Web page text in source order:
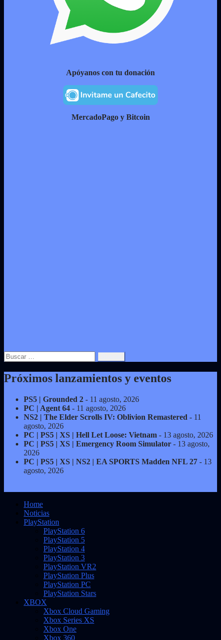
Apóyanos con tu donación
MercadoPago y Bitcoin
Buscar:
Próximos lanzamientos y eventos
PS5 | Grounded 2 - 11 agosto, 2026
PC | Agent 64 - 11 agosto, 2026
NS2 | The Elder Scrolls IV: Oblivion Remastered - 11
agosto, 2026
PC | PS5 | XS | Hell Let Loose: Vietnam - 13 agosto, 2026
PC | PS5 | XS | Emergency Room Simulator - 13 agosto,
2026
PC | PS5 | XS | NS2 | EA SPORTS Madden NFL 27 - 13
agosto, 2026
Home
Noticias
PlayStation
PlayStation 6
PlayStation 5
PlayStation 4
PlayStation 3
PlayStation VR2
PlayStation Plus
PlayStation PC
PlayStation Stars
XBOX
Xbox Cloud Gaming
Xbox Series XS
Xbox One
Xbox 360